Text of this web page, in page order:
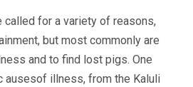
called for a variety of reasons,
but most commonly are
and to find lost pigs. One
ausesof illness, from the Kaluli